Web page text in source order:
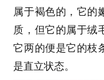
属于褐色的，它的
质，但它的属于绒
它两的便是它的枝
是直立状态。